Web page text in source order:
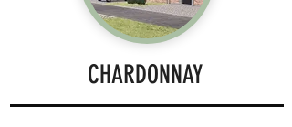
CHARDONNAY